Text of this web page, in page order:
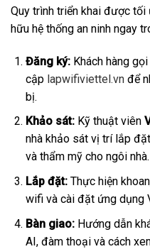
Quy trình triển khai được
hữu hệ thống an ninh ngay
Đăng ký:Khách hàng
cập lapwifiviettel.vnđể
bị.
Khảo sát:Kỹ thuật viên
nhà khảo sát vị trí lắp
và thẩm mỹ cho ngôi nhà.
Lắp đặt:Thực hiện
wifi và cài đặt ứng dụng
Bàn giao:Hướng dẫn
AI, đàm thoại và cách